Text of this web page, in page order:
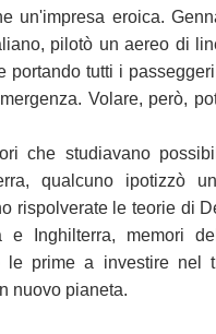
un'impresa eroica.
pilotò un aereo di
portando tutti i
Volare, però,
che studiavano
qualcuno ipotizzò
rispolverate le teorie di
e Inghilterra, memori
le prime a investire nel
nuovo pianeta.